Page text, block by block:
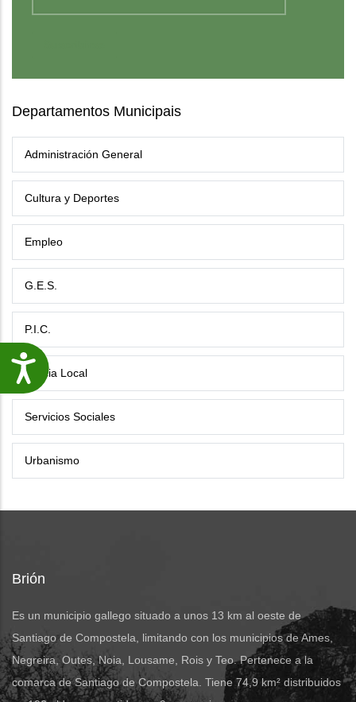
Accesibilidade
Departamentos Municipais
Administración General
Cultura y Deportes
Empleo
G.E.S.
P.I.C.
Policia Local
Servicios Sociales
Urbanismo
Brión
Es un municipio gallego situado a unos 13 km al oeste de
Santiago de Compostela, limitando con los municipios de Ames,
Negreira, Outes, Noia, Lousame, Rois y Teo. Pertenece a la
comarca de Santiago de Compostela. Tiene 74,9 km² distribuidos